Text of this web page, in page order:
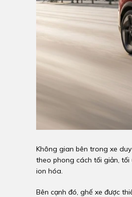
Không gian bên trong xe
theo phong cách tối giản, tối
ion hóa.
Bên cạnh đó, ghế xe được